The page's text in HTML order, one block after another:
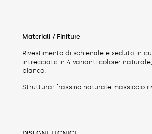
Materiali / Finiture
Rivestimento di schienale e seduta in
intrecciato in 4 varianti colore:
bianco.
Struttura: frassino naturale massiccio